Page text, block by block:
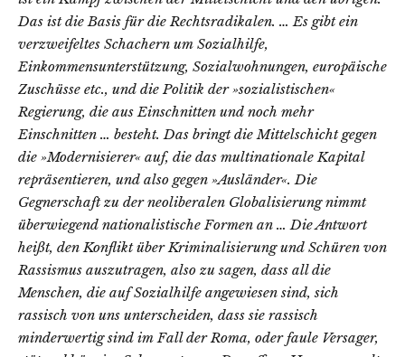
Das ist die Basis für die Rechtsradikalen. … Es gibt ein
verzweifeltes Schachern um Sozialhilfe,
Einkommensunterstützung, Sozialwohnungen, europäische
Zuschüsse etc., und die Politik der »sozialistischen«
Regierung, die aus Einschnitten und noch mehr
Einschnitten … besteht. Das bringt die Mittelschicht gegen
die »Modernisierer« auf, die das multinationale Kapital
repräsentieren, und also gegen »Ausländer«. Die
Gegnerschaft zu der neoliberalen Globalisierung nimmt
überwiegend nationalistische Formen an … Die Antwort
heißt, den Konflikt über Kriminalisierung und Schüren von
Rassismus auszutragen, also zu sagen, dass all die
Menschen, die auf Sozialhilfe angewiesen sind, sich
rassisch von uns unterscheiden, dass sie rassisch
minderwertig sind im Fall der Roma, oder faule Versager,